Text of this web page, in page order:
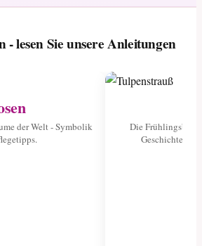
- lesen Sie unsere Anleitungen
der Welt - Symbolik
Die
Geschichte